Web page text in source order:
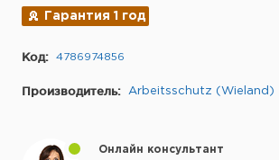
Гарантия 1 год
Код: 4786974856
Производитель: Arbeitsschutz (Wieland)
Онлайн консультант